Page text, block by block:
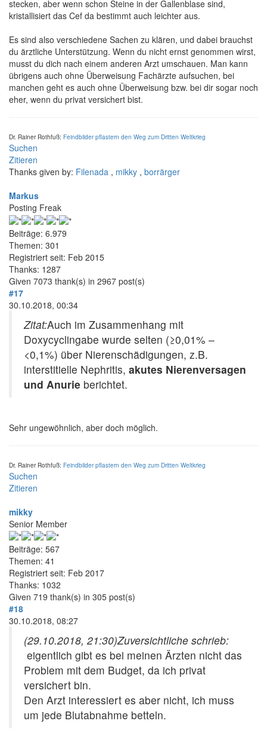
stecken, aber wenn schon Steine in der Gallenblase sind,
kristallisiert das Cef da bestimmt auch leichter aus.
Es sind also verschiedene Sachen zu klären, und dabei brauchst
du ärztliche Unterstützung. Wenn du nicht ernst genommen wirst,
musst du dich nach einem anderen Arzt umschauen. Man kann
übrigens auch ohne Überweisung Fachärzte aufsuchen, bei
manchen geht es auch ohne Überweisung bzw. bei dir sogar noch
eher, wenn du privat versichert bist.
Dr. Rainer Rothfuß: Feindbilder pflastern den Weg zum Dritten Weltkrieg
Suchen
Zitieren
Thanks given by: Filenada , mikky , borrärger
Markus
Posting Freak
Beiträge: 6.979
Themen: 301
Registriert seit: Feb 2015
Thanks: 1287
Given 7073 thank(s) in 2967 post(s)
#17
30.10.2018, 00:34
Zitat:Auch im Zusammenhang mit
Doxycyclingabe wurde selten (≥0,01% –
<0,1%) über Nierenschädigungen, z.B.
interstitielle Nephritis, akutes Nierenversagen
und Anurie berichtet.
Sehr ungewöhnlich, aber doch möglich.
Dr. Rainer Rothfuß: Feindbilder pflastern den Weg zum Dritten Weltkrieg
Suchen
Zitieren
mikky
Senior Member
Beiträge: 567
Themen: 41
Registriert seit: Feb 2017
Thanks: 1032
Given 719 thank(s) in 305 post(s)
#18
30.10.2018, 08:27
(29.10.2018, 21:30)Zuversichtliche schrieb:
eigentlich gibt es bei meinen Ärzten nicht das
Problem mit dem Budget, da ich privat
versichert bin.
Den Arzt interessiert es aber nicht, ich muss
um jede Blutabnahme betteln.